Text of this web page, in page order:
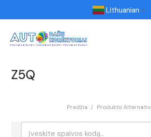
Lithuanian ▼
Z5Q
Pradžia / Produkto